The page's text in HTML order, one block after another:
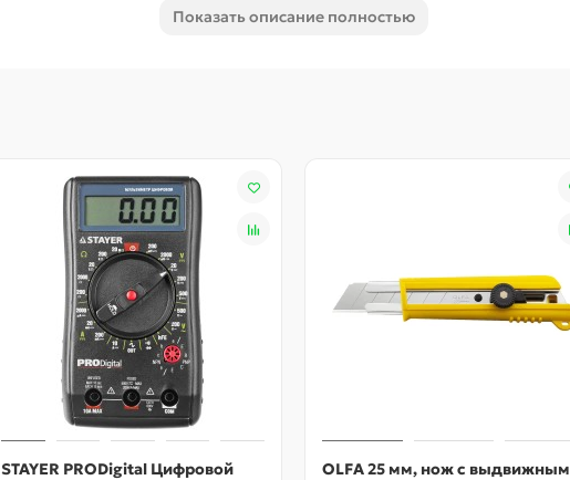
Показать описание полностью
STAYER PRODigital Цифровой
OLFA 25 мм, нож с выдвижным